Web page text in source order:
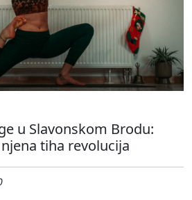
u Slavonskom Brodu:
tiha revolucija